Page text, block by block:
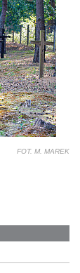
FOT. M. MAREK